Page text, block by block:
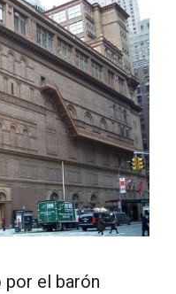
el barón